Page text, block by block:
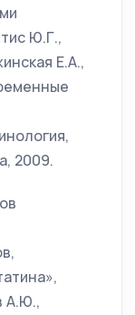
Ю.Г.,
Е.А.,
2009.
А.Ю.,